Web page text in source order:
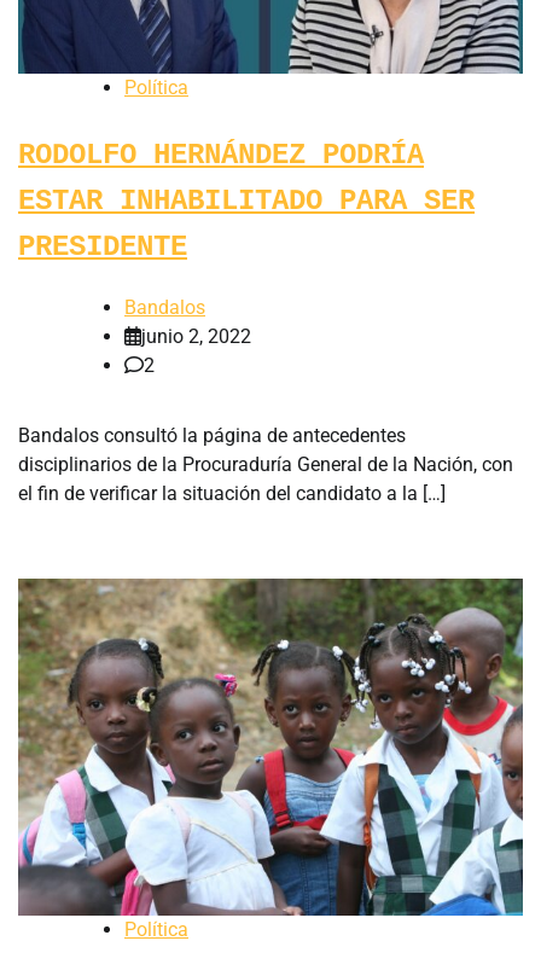
Política
RODOLFO HERNÁNDEZ PODRÍA
ESTAR INHABILITADO PARA SER
PRESIDENTE
Bandalos
junio 2, 2022
2
Bandalos consultó la página de antecedentes
disciplinarios de la Procuraduría General de la Nación, con
el fin de verificar la situación del candidato a la […]
Política